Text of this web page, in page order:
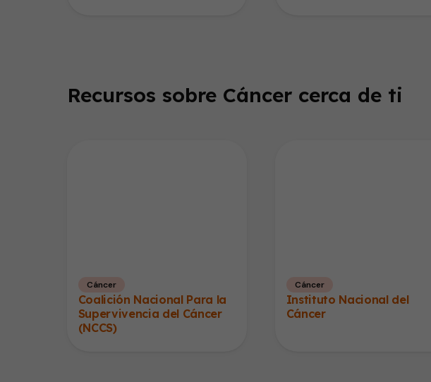
Recursos sobre Cáncer cerca de ti
Cáncer
Coalición Nacional Para la
Supervivencia del Cáncer
(NCCS)
Cáncer
Instituto Nacional del
Cáncer